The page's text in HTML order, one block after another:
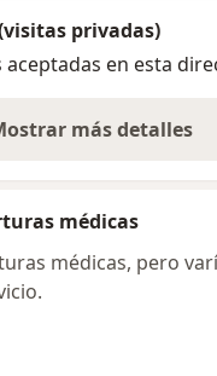
privadas)
aceptadas en esta
más detalles
sobre la
médicas
médicas, pero